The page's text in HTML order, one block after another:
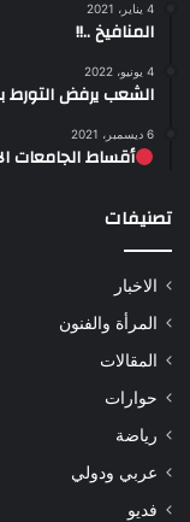
4 يناير، 2021
المنافيخ ..!!
4 يونيو، 2022
الشعب يرفض التورط
6 ديسمبر، 2021
أقساط الجامعات
تصنيفات
الاخبار
المرأة والفنون
المقالات
حوارات
رياضة
عربي ودولي
فديو